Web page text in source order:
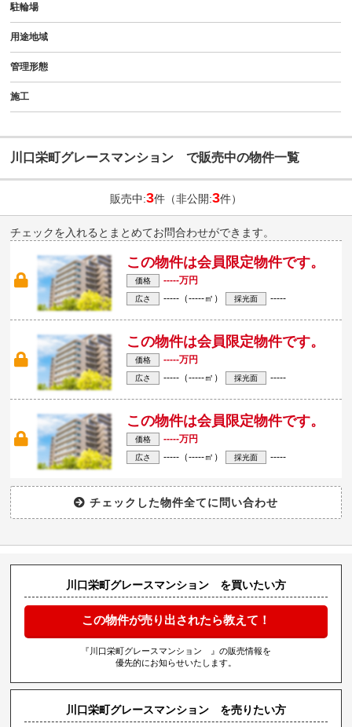
駐輪場
用途地域
管理形態
施工
川口栄町グレースマンション で販売中の物件一覧
販売中:3件（非公開:3件）
チェックを入れるとまとめてお問合わせができます。
この物件は会員限定物件です。
価格 -----万円
広さ -----（-----㎡） 採光面 -----
この物件は会員限定物件です。
価格 -----万円
広さ -----（-----㎡） 採光面 -----
この物件は会員限定物件です。
価格 -----万円
広さ -----（-----㎡） 採光面 -----
川口栄町グレースマンション を買いたい方
この物件が売り出されたら教えて！
『川口栄町グレースマンション 』の販売情報を
優先的にお知らせいたします。
川口栄町グレースマンション を売りたい方